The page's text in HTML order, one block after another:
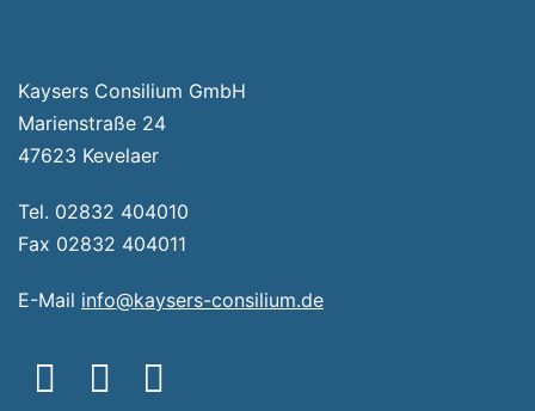
Kaysers Consilium GmbH
Marienstraße 24
47623 Kevelaer
Tel. 02832 404010
Fax 02832 404011
E-Mail info@kaysers-consilium.de